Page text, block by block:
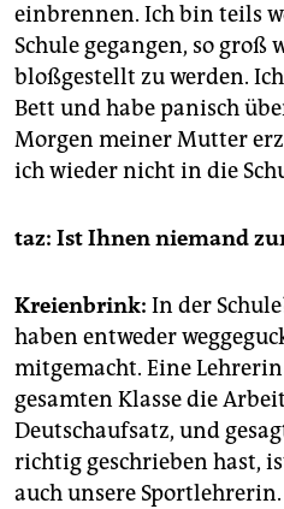
einbrennen. Ich bin teils
Schule gegangen, so groß
bloßgestellt zu werden.
Bett und habe panisch
Morgen meiner Mutter
ich wieder nicht in die
taz: Ist Ihnen niemand
Kreienbrink: In der
haben entweder
mitgemacht. Eine
gesamten Klasse die
Deutschaufsatz, und
richtig geschrieben hast,
auch unsere